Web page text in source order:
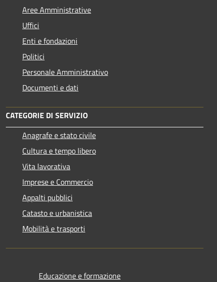
Aree Amministrative
Uffici
Enti e fondazioni
Politici
Personale Amministrativo
Documenti e dati
CATEGORIE DI SERVIZIO
Anagrafe e stato civile
Cultura e tempo libero
Vita lavorativa
Imprese e Commercio
Appalti pubblici
Catasto e urbanistica
Mobilità e trasporti
Educazione e formazione